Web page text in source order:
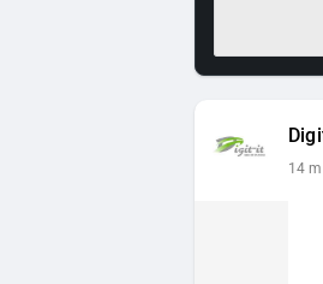
14 m